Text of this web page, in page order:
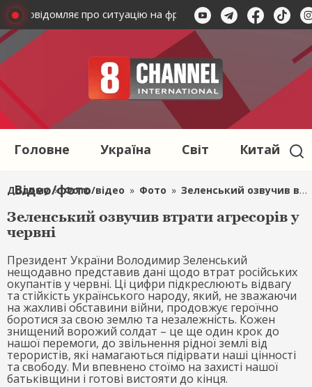
повідомляє про ситуацію на фронті Бої на фронті:
Головне Україна Світ Китай
Відео/фото
Додому » Фото/відео » Фото » Зеленський озвучив втрати агресорів у червні
Зеленський озвучив втрати агресорів у
червні
Президент України Володимир Зеленський
нещодавно представив дані щодо втрат російських
окупантів у червні. Ці цифри підкреслюють відвагу
та стійкість українського народу, який, не зважаючи
на жахливі обставини війни, продовжує героїчно
боротися за свою землю та незалежність. Кожен
знищений ворожий солдат – це ще один крок до
нашої перемоги, до звільнення рідної землі від
терористів, які намагаються підірвати наші цінності
та свободу. Ми впевнено стоїмо на захисті нашої
батьківщини і готові вистояти до кінця.